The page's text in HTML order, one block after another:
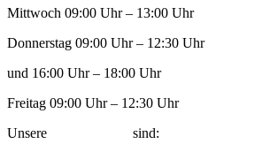
Mittwoch 09:00 Uhr – 13:00 Uhr
Donnerstag 09:00 Uhr – 12:30 Uhr
und 16:00 Uhr – 18:00 Uhr
Freitag 09:00 Uhr – 12:30 Uhr
Unsere
sind: